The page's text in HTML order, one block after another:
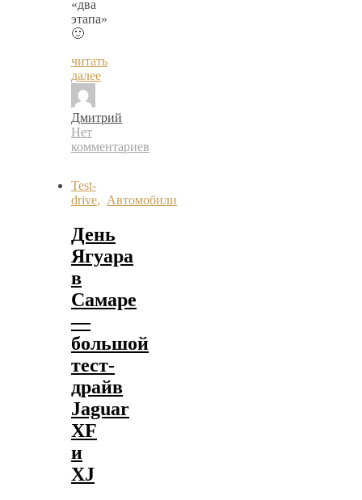
«два
этапа»
🙂
читать
далее
Дмитрий
Нет
комментариев
Test-
drive, Автомобили
День
Ягуара
в
Самаре
—
большой
тест-
драйв
Jaguar
XF
и
XJ